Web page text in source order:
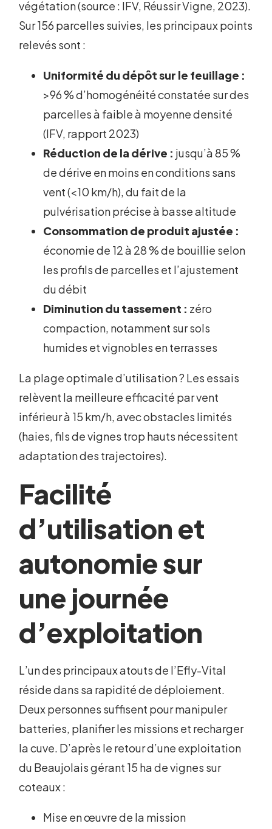
végétation (source : IFV, Réussir Vigne, 2023).
Sur 156 parcelles suivies, les principaux points
relevés sont :
Uniformité du dépôt sur le feuillage :
>96 % d’homogénéité constatée sur des
parcelles à faible à moyenne densité
(IFV, rapport 2023)
Réduction de la dérive : jusqu’à 85 %
de dérive en moins en conditions sans
vent (<10 km/h), du fait de la
pulvérisation précise à basse altitude
Consommation de produit ajustée :
économie de 12 à 28 % de bouillie selon
les profils de parcelles et l’ajustement
du débit
Diminution du tassement : zéro
compaction, notamment sur sols
humides et vignobles en terrasses
La plage optimale d’utilisation ? Les essais
relèvent la meilleure efficacité par vent
inférieur à 15 km/h, avec obstacles limités
(haies, fils de vignes trop hauts nécessitent
adaptation des trajectoires).
Facilité
d’utilisation et
autonomie sur
une journée
d’exploitation
L’un des principaux atouts de l’Efly-Vital
réside dans sa rapidité de déploiement.
Deux personnes suffisent pour manipuler
batteries, planifier les missions et recharger
la cuve. D’après le retour d’une exploitation
du Beaujolais gérant 15 ha de vignes sur
coteaux :
Mise en œuvre de la mission